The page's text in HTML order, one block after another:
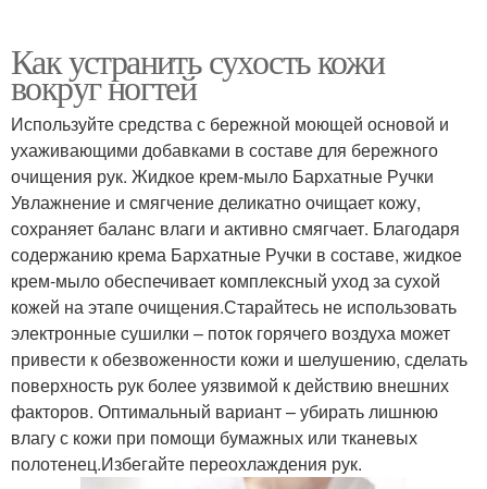
Как устранить сухость кожи
вокруг ногтей
Используйте средства с бережной моющей основой и
ухаживающими добавками в составе для бережного
очищения рук. Жидкое крем-мыло Бархатные Ручки
Увлажнение и смягчение деликатно очищает кожу,
сохраняет баланс влаги и активно смягчает. Благодаря
содержанию крема Бархатные Ручки в составе, жидкое
крем-мыло обеспечивает комплексный уход за сухой
кожей на этапе очищения.Старайтесь не использовать
электронные сушилки – поток горячего воздуха может
привести к обезвоженности кожи и шелушению, сделать
поверхность рук более уязвимой к действию внешних
факторов. Оптимальный вариант – убирать лишнюю
влагу с кожи при помощи бумажных или тканевых
полотенец.Избегайте переохлаждения рук.